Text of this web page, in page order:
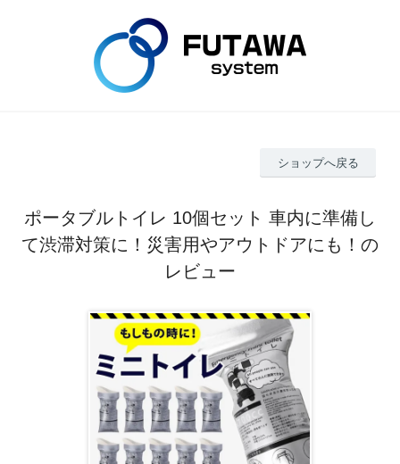
ショップへ戻る
ポータブルトイレ 10個セット 車内に準備し
て渋滞対策に！災害用やアウトドアにも！の
レビュー